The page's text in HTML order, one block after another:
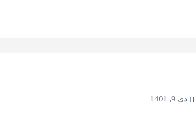
دی 9, 1401